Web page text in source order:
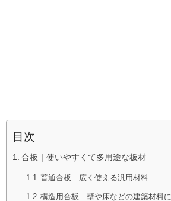
目次
合板｜使いやすくて多用途な板材
普通合板｜広く使える汎用材料
構造用合板｜壁や床などの建築材料に